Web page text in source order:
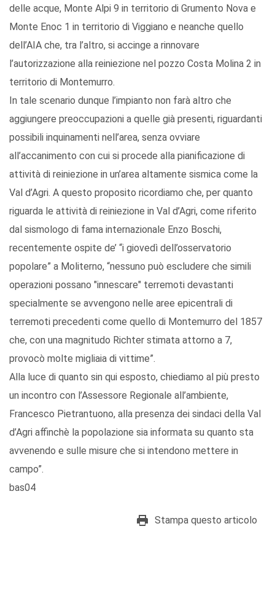
delle acque, Monte Alpi 9 in territorio di Grumento Nova e
Monte Enoc 1 in territorio di Viggiano e neanche quello
dell’AIA che, tra l’altro, si accinge a rinnovare
l’autorizzazione alla reiniezione nel pozzo Costa Molina 2 in
territorio di Montemurro.
In tale scenario dunque l’impianto non farà altro che
aggiungere preoccupazioni a quelle già presenti, riguardanti
possibili inquinamenti nell’area, senza ovviare
all’accanimento con cui si procede alla pianificazione di
attività di reiniezione in un’area altamente sismica come la
Val d’Agri. A questo proposito ricordiamo che, per quanto
riguarda le attività di reiniezione in Val d’Agri, come riferito
dal sismologo di fama internazionale Enzo Boschi,
recentemente ospite de’ “i giovedì dell’osservatorio
popolare” a Moliterno, “nessuno può escludere che simili
operazioni possano "innescare" terremoti devastanti
specialmente se avvengono nelle aree epicentrali di
terremoti precedenti come quello di Montemurro del 1857
che, con una magnitudo Richter stimata attorno a 7,
provocò molte migliaia di vittime”.
Alla luce di quanto sin qui esposto, chiediamo al più presto
un incontro con l’Assessore Regionale all’ambiente,
Francesco Pietrantuono, alla presenza dei sindaci della Val
d’Agri affinchè la popolazione sia informata su quanto sta
avvenendo e sulle misure che si intendono mettere in
campo”.
bas04
Stampa questo articolo